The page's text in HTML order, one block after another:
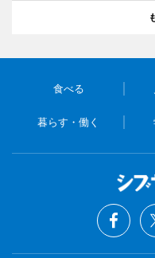
食べる
暮らす・働く